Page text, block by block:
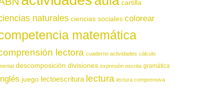
cartilla
naturales ciencias sociales colorear
matemática
lectora cuaderno actividades cálculo
descomposición divisiones expresión escrita gramática
juego lectoescritura lectura lectura comprensiva